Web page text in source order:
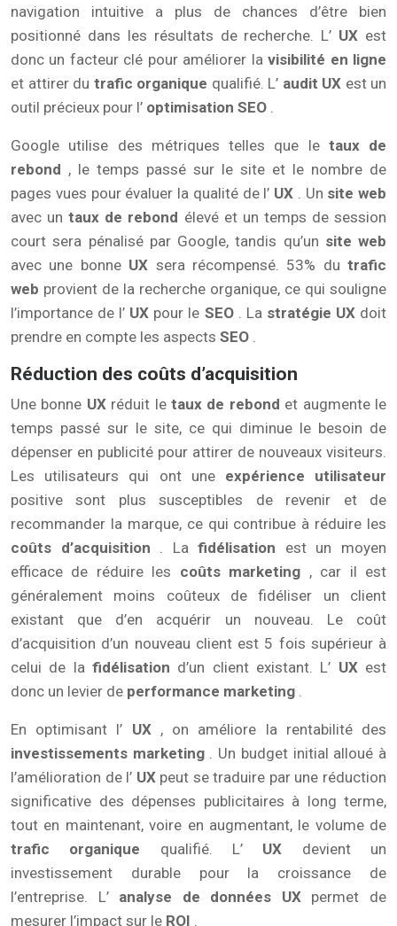
navigation intuitive a plus de chances d’être bien
positionné dans les résultats de recherche. L’ UX est
donc un facteur clé pour améliorer lavisibilité en ligne
et attirer du trafic organique qualifié. L’ audit UX est un
outil précieux pour l’ optimisation SEO .
Google utilise des métriques telles que le taux de
rebond , le temps passé sur le site et le nombre de
pages vues pour évaluer la qualité de l’ UX . Un site web
avec untaux de rebond élevé et un temps de session
court sera pénalisé par Google, tandis qu’un site web
avec une bonne UX sera récompensé. 53% du trafic
web provient de la recherche organique, ce qui souligne
l’importance de l’ UX pour le SEO . La stratégie UX doit
prendre en compte les aspects SEO .
Réduction des coûts d’acquisition
Une bonne UX réduit letaux de rebond et augmente le
temps passé sur le site, ce qui diminue le besoin de
dépenser en publicité pour attirer de nouveaux visiteurs.
Les utilisateurs qui ont une expérience utilisateur
positive sont plus susceptibles de revenir et de
recommander la marque, ce qui contribue à réduire les
coûts d’acquisition . Lafidélisation est un moyen
efficace de réduire les coûts marketing , car il est
généralement moins coûteux de fidéliser un client
existant que d’en acquérir un nouveau. Le coût
d’acquisition d’un nouveau client est 5 fois supérieur à
celui de la fidélisation d’un client existant. L’ UX est
donc un levier de performance marketing .
En optimisant l’ UX , on améliore la rentabilité des
investissements marketing . Un budget initial alloué à
l’amélioration de l’ UX peut se traduire par une réduction
significative des dépenses publicitaires à long terme,
tout en maintenant, voire en augmentant, le volume de
trafic organique qualifié. L’ UX devient un
investissement durable pour la croissance de
l’entreprise. L’ analyse de données UX permet de
mesurer l’impact sur le ROI .